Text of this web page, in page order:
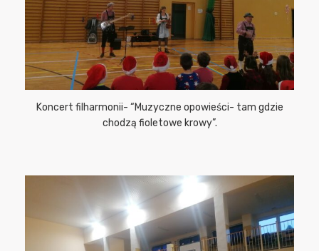
Koncert filharmonii- “Muzyczne opowieści- tam gdzie
chodzą fioletowe krowy”.